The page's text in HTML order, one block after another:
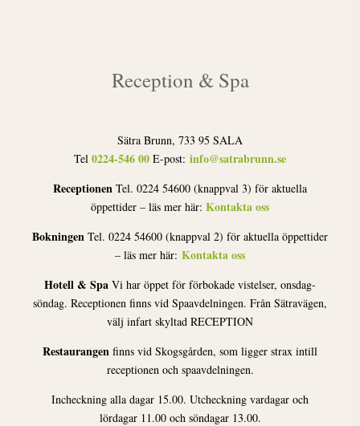
Reception & Spa
Sätra Brunn, 733 95 SALA
Tel 0224-546 00 E-post: info@satrabrunn.se
Receptionen Tel. 0224 54600 (knappval 3) för aktuella
öppettider – läs mer här: Kontakta oss
Bokningen Tel. 0224 54600 (knappval 2) för aktuella öppettider
– läs mer här: Kontakta oss
Hotell & Spa Vi har öppet för förbokade vistelser, onsdag-
söndag. Receptionen finns vid Spaavdelningen. Från Sätravägen,
välj infart skyltad RECEPTION
Restaurangen finns vid Skogsgården, som ligger strax intill
receptionen och spaavdelningen.
Incheckning alla dagar 15.00. Utcheckning vardagar och
lördagar 11.00 och söndagar 13.00.